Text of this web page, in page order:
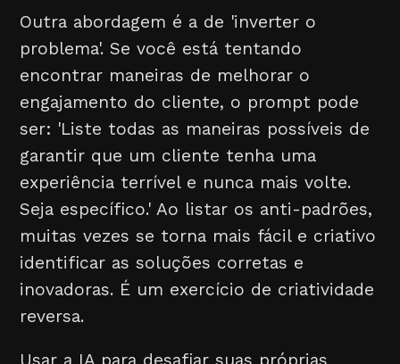
Outra abordagem é a de 'inverter o
problema'. Se você está tentando
encontrar maneiras de melhorar o
engajamento do cliente, o prompt pode
ser: 'Liste todas as maneiras possíveis de
garantir que um cliente tenha uma
experiência terrível e nunca mais volte.
Seja específico.' Ao listar os anti-padrões,
muitas vezes se torna mais fácil e criativo
identificar as soluções corretas e
inovadoras. É um exercício de criatividade
reversa.